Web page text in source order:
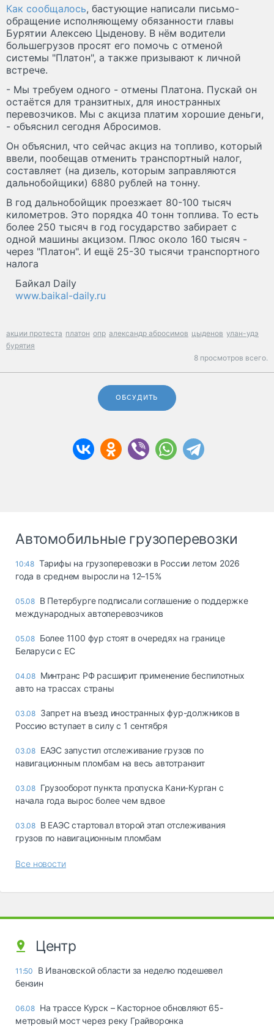
Как сообщалось, бастующие написали письмо-
обращение исполняющему обязанности главы
Бурятии Алексею Цыденову. В нём водители
большегрузов просят его помочь с отменой
системы "Платон", а также призывают к личной
встрече.
- Мы требуем одного - отмены Платона. Пускай он
остаётся для транзитных, для иностранных
перевозчиков. Мы с акциза платим хорошие деньги,
- объяснил сегодня Абросимов.
Он объяснил, что сейчас акциз на топливо, который
ввели, пообещав отменить транспортный налог,
составляет (на дизель, которым заправляются
дальнобойщики) 6880 рублей на тонну.
В год дальнобойщик проезжает 80-100 тысяч
километров. Это порядка 40 тонн топлива. То есть
более 250 тысяч в год государство забирает с
одной машины акцизом. Плюс около 160 тысяч -
через "Платон". И ещё 25-30 тысячи транспортного
налога
Байкал Daily
www.baikal-daily.ru
акции протеста платон опр александр абросимов цыденов улан-удэ
бурятия
8 просмотров всего.
ОБСУДИТЬ
Автомобильные грузоперевозки
10:48 Тарифы на грузоперевозки в России летом 2026
года в среднем выросли на 12–15%
05.08 В Петербурге подписали соглашение о поддержке
международных автоперевозчиков
05.08 Более 1100 фур стоят в очередях на границе
Беларуси с ЕС
04.08 Минтранс РФ расширит применение беспилотных
авто на трассах страны
03.08 Запрет на въезд иностранных фур-должников в
Россию вступает в силу с 1 сентября
03.08 ЕАЭС запустил отслеживание грузов по
навигационным пломбам на весь автотранзит
03.08 Грузооборот пункта пропуска Кани-Курган с
начала года вырос более чем вдвое
03.08 В ЕАЭС стартовал второй этап отслеживания
грузов по навигационным пломбам
Все новости
Центр
11:50
В Ивановской области за неделю подешевел
бензин
06.08 На трассе Курск – Касторное обновляют 65-
метровый мост через реку Грайворонка